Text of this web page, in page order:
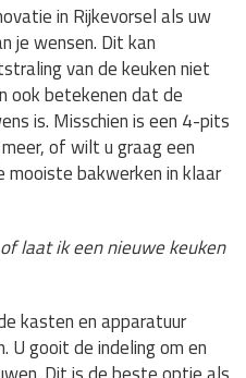
in Rijkevorsel als uw
je wensen. Dit kan
van de keuken niet
ook betekenen dat de
is. Misschien is een 4-pits
of wilt u graag een
mooiste bakwerken in klaar
laat ik een nieuwe keuken
kasten en apparatuur
U gooit de indeling om en